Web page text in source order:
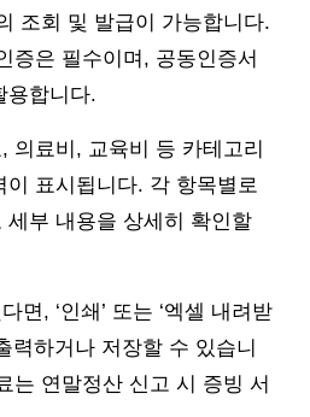
조회 및 발급이 가능합니다.
증은 필수이며, 공동인증서
용합니다.
의료비, 교육비 등 카테고리
이 표시됩니다. 각 항목별로
세부 내용을 상세히 확인할
면, ‘인쇄’ 또는 ‘엑셀 내려받
력하거나 저장할 수 있습니
는 연말정산 신고 시 증빙 서